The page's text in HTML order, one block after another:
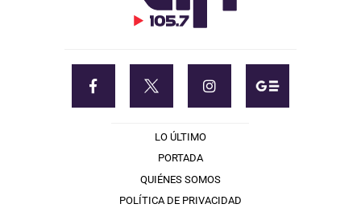
LO ÚLTIMO
PORTADA
QUIÉNES SOMOS
POLÍTICA DE PRIVACIDAD